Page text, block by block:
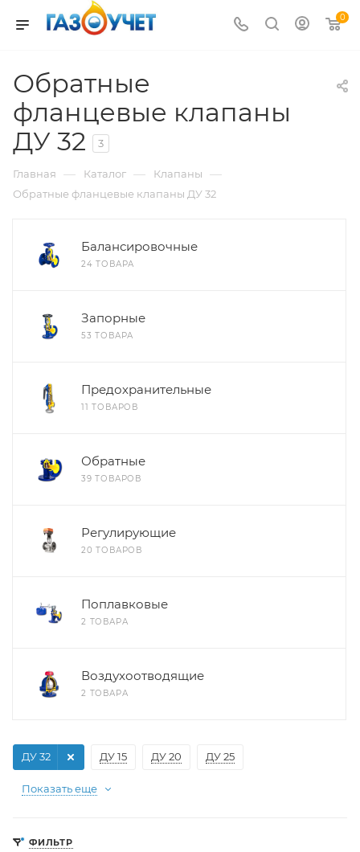
0
Обратные
фланцевые клапаны
ДУ 32
3
Главная — Каталог — Клапаны —
Обратные фланцевые клапаны ДУ 32
Балансировочные
24 ТОВАРА
Запорные
53 ТОВАРА
Предохранительные
11 ТОВАРОВ
Обратные
39 ТОВАРОВ
Регулирующие
20 ТОВАРОВ
Поплавковые
2 ТОВАРА
Воздухоотводящие
2 ТОВАРА
ДУ 15 ДУ 20 ДУ 25
ДУ 32
Показать еще
ФИЛЬТР